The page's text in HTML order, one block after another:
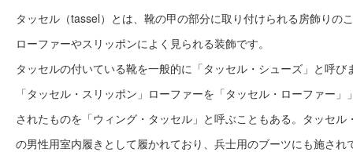
タッセル（tassel）とは、靴の甲の部分に取り付けられる房飾りの
ローファーやスリッポンによく見られる装飾です。
タッセルの付いている靴を一般的に「タッセル・シューズ」と呼び
「タッセル・スリッポン」ローファーを「タッセル・ローファー
されたものを「ウィング・タッセル」と呼ぶこともある。タッセル
の男性用室内履きとして履かれており、兵士用のブーツにも施され